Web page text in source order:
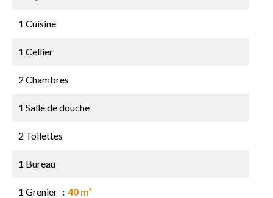
1 Cuisine
1 Cellier
2 Chambres
1 Salle de douche
2 Toilettes
1 Bureau
1 Grenier 40 m²